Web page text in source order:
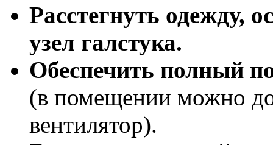
Расстегнуть одежду,
узел галстука.
Обеспечить полный
(в помещении можно
вентилятор).